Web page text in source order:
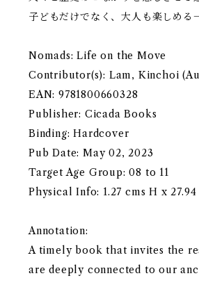
子どもだけでなく、大人も楽しめる
Nomads: Life on the Move
Contributor(s): Lam, Kinchoi
EAN: 9781800660328
Publisher: Cicada Books
Binding: Hardcover
Pub Date: May 02, 2023
Target Age Group: 08 to 11
Physical Info: 1.27 cms H x
Annotation:
A timely book that invites the
are deeply connected to our